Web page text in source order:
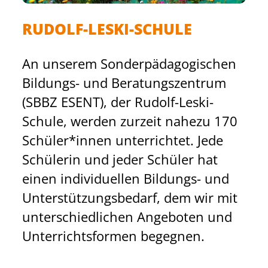
Z
E
I
G
T
E
N
T
W
I
C
K
C
T
E
-
M
U
R
A
L
N
S
E
S
T
Ä
R
K
T
G
E
M
RUDOLF-LESKI-SCHULE
An unserem Sonderpädagogischen
Bildungs- und Beratungszentrum
(SBBZ ESENT), der Rudolf-Leski-
Schule, werden zurzeit nahezu 170
Schüler*innen unterrichtet. Jede
Schülerin und jeder Schüler hat
einen individuellen Bildungs- und
Unterstützungsbedarf, dem wir mit
unterschiedlichen Angeboten und
Unterrichtsformen begegnen.